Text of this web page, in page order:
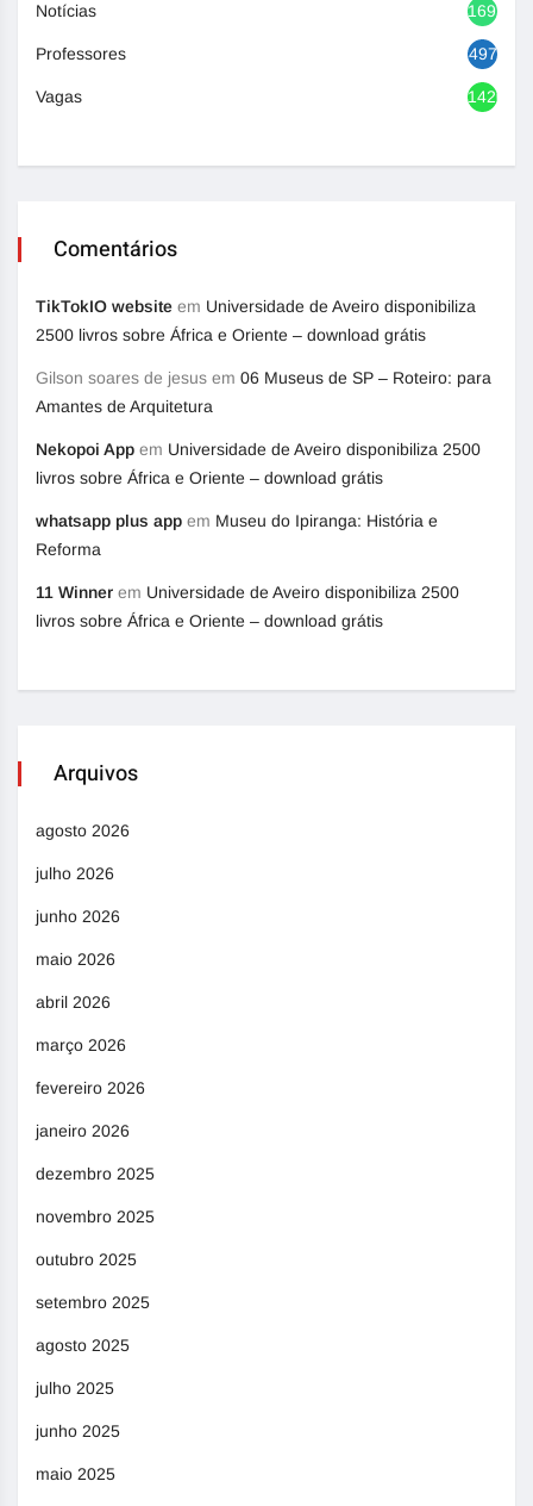
Notícias 1692
Professores 497
Vagas 1420
Comentários
TikTokIO website em Universidade de Aveiro disponibiliza
2500 livros sobre África e Oriente – download grátis
Gilson soares de jesus em 06 Museus de SP – Roteiro: para
Amantes de Arquitetura
Nekopoi App em Universidade de Aveiro disponibiliza 2500
livros sobre África e Oriente – download grátis
whatsapp plus app em Museu do Ipiranga: História e
Reforma
11 Winner em Universidade de Aveiro disponibiliza 2500
livros sobre África e Oriente – download grátis
Arquivos
agosto 2026
julho 2026
junho 2026
maio 2026
abril 2026
março 2026
fevereiro 2026
janeiro 2026
dezembro 2025
novembro 2025
outubro 2025
setembro 2025
agosto 2025
julho 2025
junho 2025
maio 2025